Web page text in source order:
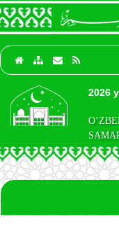
2026